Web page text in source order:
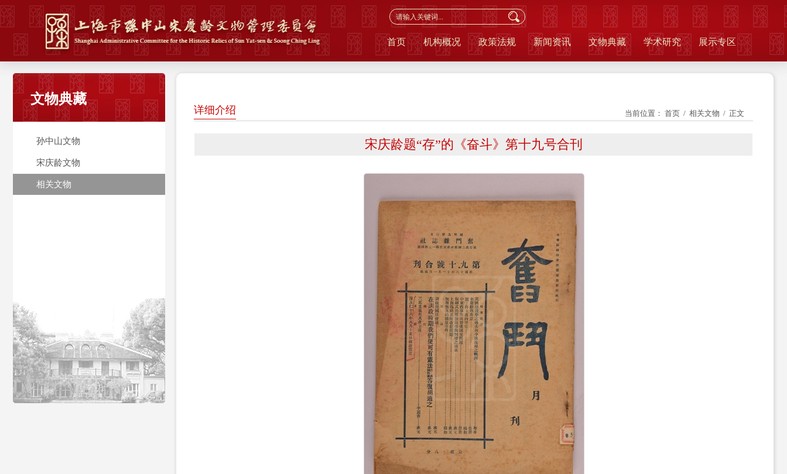
首页 机构概况 政策法规 新闻资讯 文物典藏 学术研究 展示专区
文物典藏
孙中山文物
宋庆龄文物
相关文物
详细介绍 当前位置： 首页 / 相关文物 / 正文
宋庆龄题“存”的《奋斗》第十九号合刊